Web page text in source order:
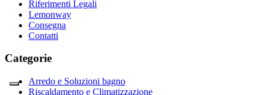
Riferimenti Legali
Lemonway
Consegna
Contatti
Categorie
Arredo e Soluzioni bagno
Riscaldamento e Climatizzazione